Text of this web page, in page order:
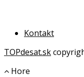
Kontakt
TOPdesat.sk
Hore